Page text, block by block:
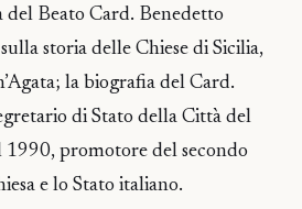
Beato Card. Benedetto
storia delle Chiese di Sicilia,
la biografia del Card.
di Stato della Città del
1990, promotore del secondo
e lo Stato italiano.